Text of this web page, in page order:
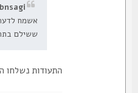
bnsagi כתב:
אשמח לדעת
ששילם בתחילת
התעודות נשלחו